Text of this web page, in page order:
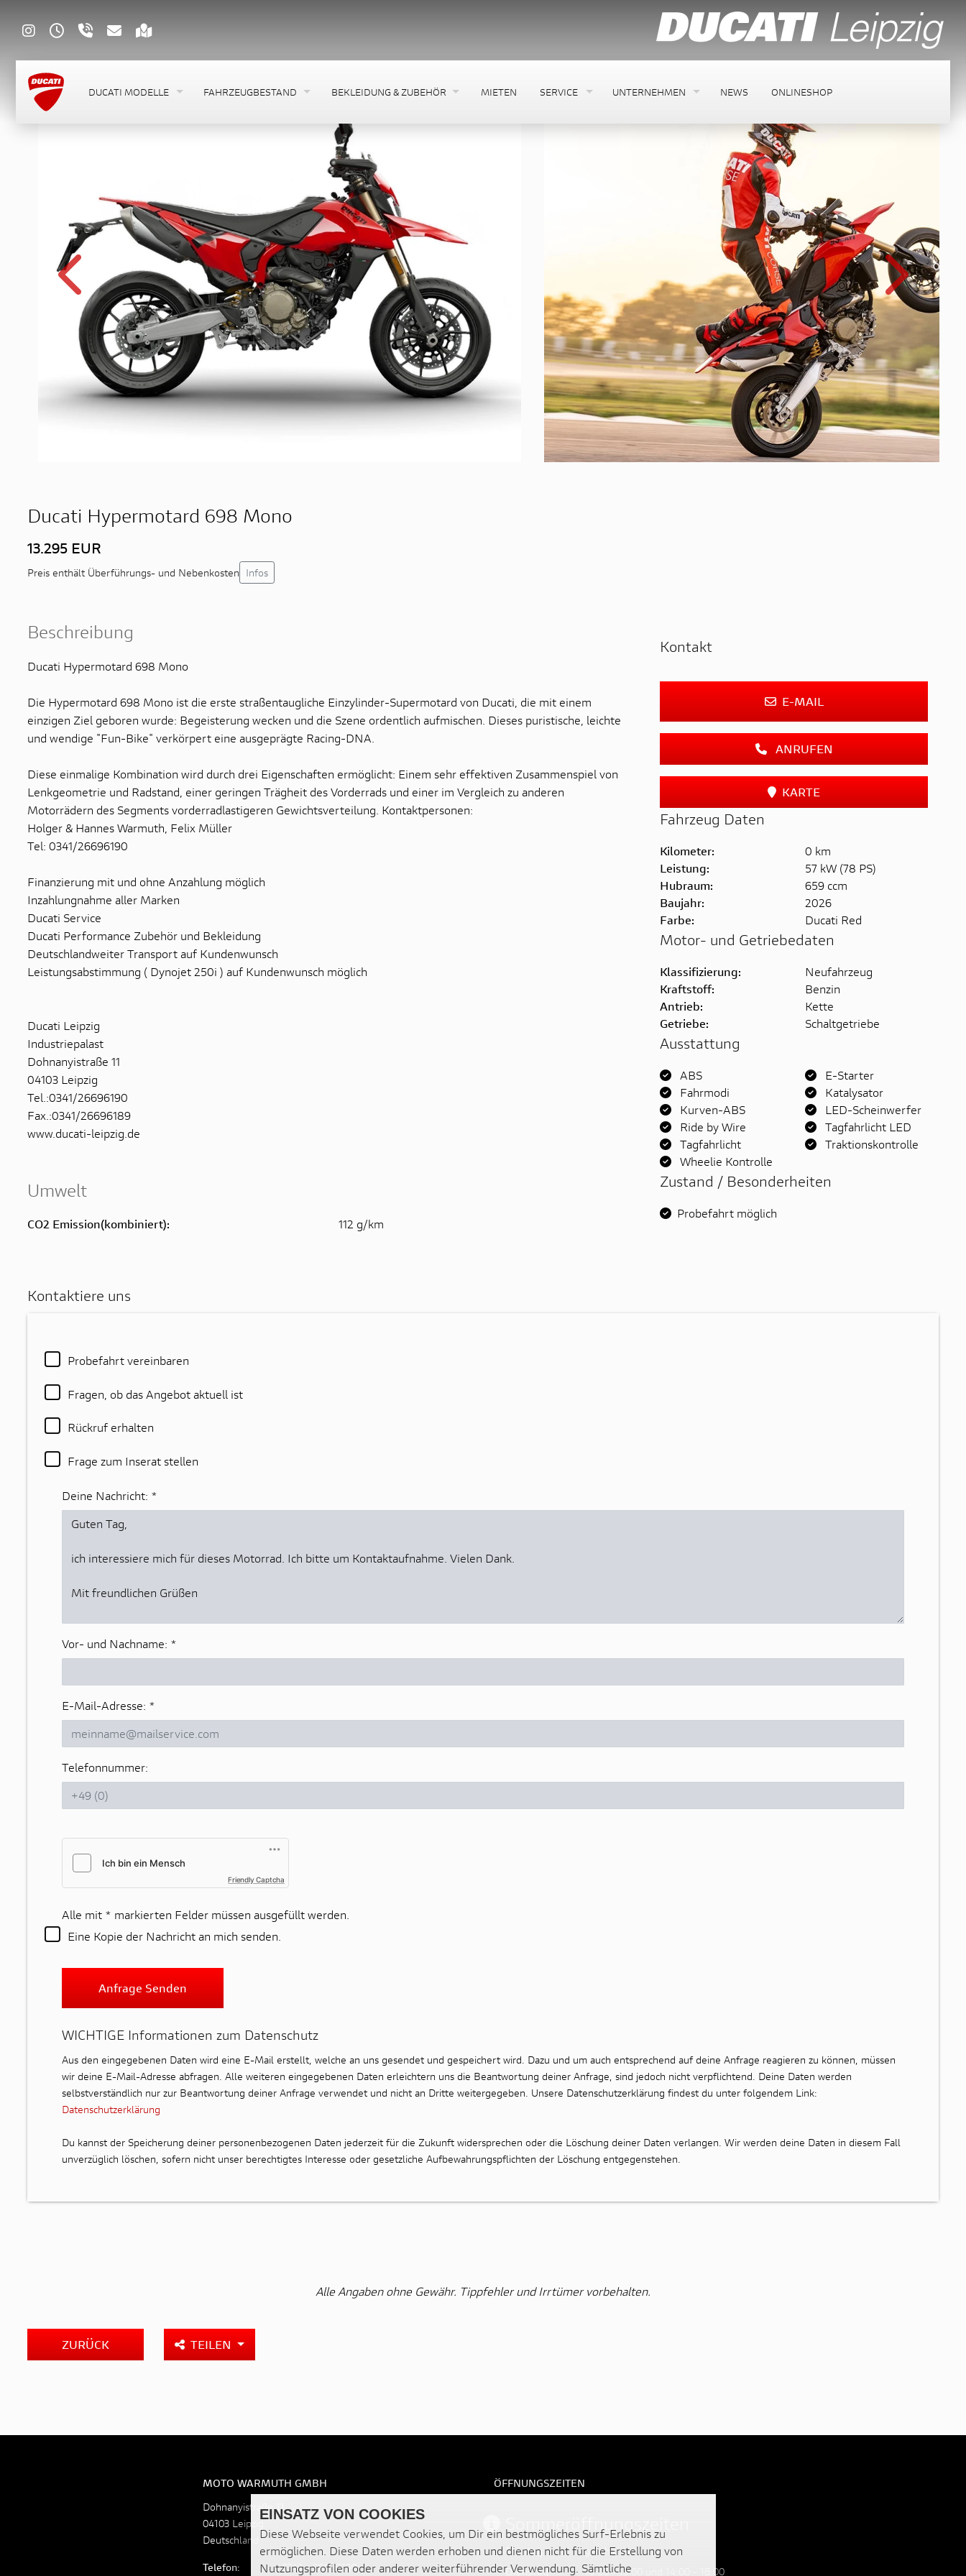
DUCATI MODELLE FAHRZEUGBESTAND BEKLEIDUNG & ZUBEHÖR MIETEN SERVICE UNTERNEHMEN NEWS ONLINESHOP
Ducati Hypermotard 698 Mono
13.295 EUR
Preis enthält Überführungs- und Nebenkosten Infos
Beschreibung
Ducati Hypermotard 698 Mono
Die Hypermotard 698 Mono ist die erste straßentaugliche Einzylinder-Supermotard von Ducati, die mit einem
einzigen Ziel geboren wurde: Begeisterung wecken und die Szene ordentlich aufmischen. Dieses puristische, leichte
und wendige "Fun-Bike" verkörpert eine ausgeprägte Racing-DNA.
Diese einmalige Kombination wird durch drei Eigenschaften ermöglicht: Einem sehr effektiven Zusammenspiel von
Lenkgeometrie und Radstand, einer geringen Trägheit des Vorderrads und einer im Vergleich zu anderen
Motorrädern des Segments vorderradlastigeren Gewichtsverteilung. Kontaktpersonen:
Holger & Hannes Warmuth, Felix Müller
Tel: 0341/26696190
Finanzierung mit und ohne Anzahlung möglich
Inzahlungnahme aller Marken
Ducati Service
Ducati Performance Zubehör und Bekleidung
Deutschlandweiter Transport auf Kundenwunsch
Leistungsabstimmung ( Dynojet 250i ) auf Kundenwunsch möglich
Ducati Leipzig
Industriepalast
Dohnanyistraße 11
04103 Leipzig
Tel.:0341/26696190
Fax.:0341/26696189
www.ducati-leipzig.de
Umwelt
CO2 Emission(kombiniert): 112 g/km
Kontakt
E-MAIL
ANRUFEN
KARTE
Fahrzeug Daten
Kilometer:
0 km
Leistung:
57 kW (78 PS)
Hubraum:
659 ccm
Baujahr:
2026
Farbe:
Ducati Red
Motor- und Getriebedaten
Klassifizierung:
Neufahrzeug
Kraftstoff:
Benzin
Antrieb:
Kette
Getriebe:
Schaltgetriebe
Ausstattung
ABS
E-Starter
Fahrmodi
Katalysator
Kurven-ABS
LED-Scheinwerfer
Ride by Wire
Tagfahrlicht LED
Tagfahrlicht
Traktionskontrolle
Wheelie Kontrolle
Zustand / Besonderheiten
Probefahrt möglich
Kontaktiere uns
Probefahrt vereinbaren
Fragen, ob das Angebot aktuell ist
Rückruf erhalten
Frage zum Inserat stellen
Deine Nachricht: *
Vor- und Nachname: *
E-Mail-Adresse: *
Telefonnummer:
Friendly Captcha
Alle mit * markierten Felder müssen ausgefüllt werden.
Eine Kopie der Nachricht an mich senden.
Anfrage Senden
WICHTIGE Informationen zum Datenschutz
Aus den eingegebenen Daten wird eine E-Mail erstellt, welche an uns gesendet und gespeichert wird. Dazu und um auch entsprechend auf deine Anfrage reagieren zu können, müssen
wir deine E-Mail-Adresse abfragen. Alle weiteren eingegebenen Daten erleichtern uns die Beantwortung deiner Anfrage, sind jedoch nicht verpflichtend. Deine Daten werden
selbstverständlich nur zur Beantwortung deiner Anfrage verwendet und nicht an Dritte weitergegeben. Unsere Datenschutzerklärung findest du unter folgendem Link:
Datenschutzerklärung
Du kannst der Speicherung deiner personenbezogenen Daten jederzeit für die Zukunft widersprechen oder die Löschung deiner Daten verlangen. Wir werden deine Daten in diesem Fall
unverzüglich löschen, sofern nicht unser berechtigtes Interesse oder gesetzliche Aufbewahrungspflichten der Löschung entgegenstehen.
Alle Angaben ohne Gewähr. Tippfehler und Irrtümer vorbehalten.
ZURÜCK TEILEN
MOTO WARMUTH GMBH
Dohnanyistraße 11
04103 Leipzig
Deutschland
Telefon:
0341 - 26696190
ÖFFNUNGSZEITEN
Sommeröffnungszeiten
Montag:
geschlossen
Dienstag:
10:00 - 13:00 und 14:00 - 18:00
EINSATZ VON COOKIES
Diese Webseite verwendet Cookies, um Dir ein bestmögliches Surf-Erlebnis zu
ermöglichen. Diese Daten werden erhoben und dienen nicht für die Erstellung von
Nutzungsprofilen oder anderer weiterführender Verwendung. Sämtliche